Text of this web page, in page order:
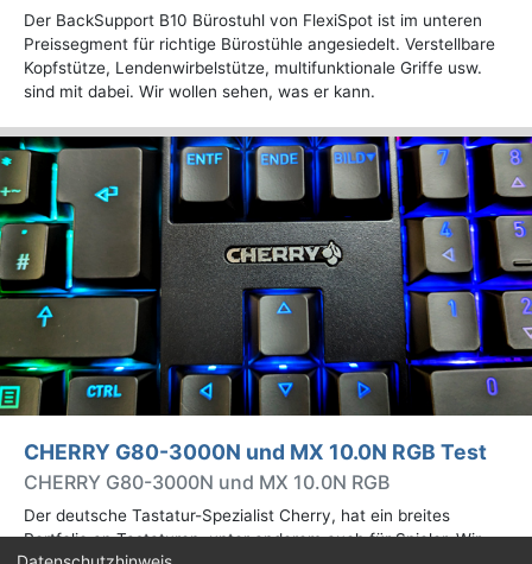
Der BackSupport B10 Bürostuhl von FlexiSpot ist im unteren
Preissegment für richtige Bürostühle angesiedelt. Verstellbare
Kopfstütze, Lendenwirbelstütze, multifunktionale Griffe usw.
sind mit dabei. Wir wollen sehen, was er kann.
CHERRY G80-3000N und MX 10.0N RGB Test
CHERRY G80-3000N und MX 10.0N RGB
Der deutsche Tastatur-Spezialist Cherry, hat ein breites
Portfolio an Tastaturen, unter anderem auch für Spieler. Wir